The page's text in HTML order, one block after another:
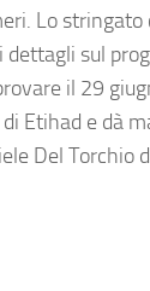
Lo
dettagli sul
il 29
Etihad e dà
Del Torchio